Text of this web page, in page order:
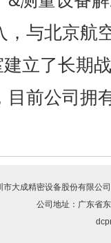
，与北京航
立了长期
前公司拥
市大成精密设备股份有限公司
公司地址：广东省